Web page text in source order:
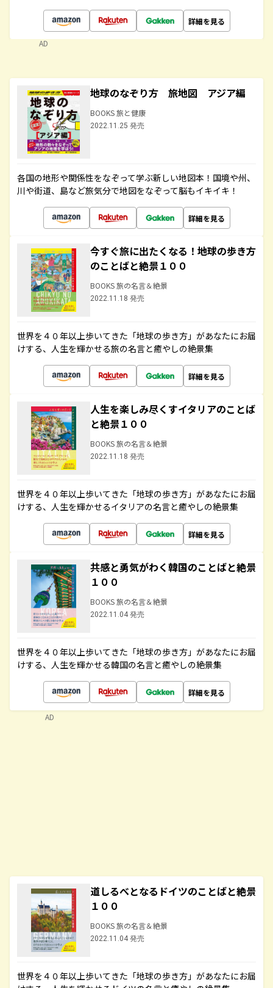
詳細を見る
AD
地球のなぞり方 旅地図 アジア編
BOOKS 旅と健康
2022.11.25 発売
各国の地形や関係性をなぞって学ぶ新しい地図本！国境や州、
川や街道、島など旅気分で地図をなぞって脳もイキイキ！
詳細を見る
今すぐ旅に出たくなる！地球の歩き方
のことばと絶景１００
BOOKS 旅の名言＆絶景
2022.11.18 発売
世界を４０年以上歩いてきた「地球の歩き方」があなたにお届
けする、人生を輝かせる旅の名言と癒やしの絶景集
詳細を見る
人生を楽しみ尽くすイタリアのことば
と絶景１００
BOOKS 旅の名言＆絶景
2022.11.18 発売
世界を４０年以上歩いてきた「地球の歩き方」があなたにお届
けする、人生を輝かせるイタリアの名言と癒やしの絶景集
詳細を見る
共感と勇気がわく韓国のことばと絶景
１００
BOOKS 旅の名言＆絶景
2022.11.04 発売
世界を４０年以上歩いてきた「地球の歩き方」があなたにお届
けする、人生を輝かせる韓国の名言と癒やしの絶景集
詳細を見る
道しるべとなるドイツのことばと絶景
１００
BOOKS 旅の名言＆絶景
2022.11.04 発売
世界を４０年以上歩いてきた「地球の歩き方」があなたにお届
AD